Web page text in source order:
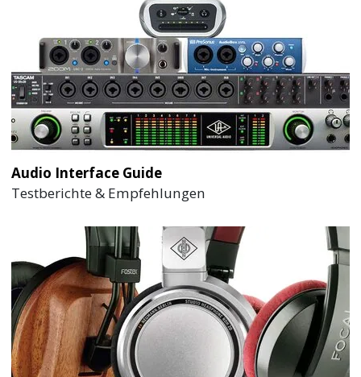
Audio Interface Guide
Testberichte & Empfehlungen